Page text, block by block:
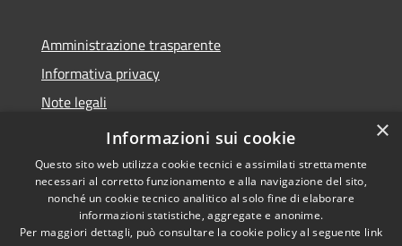
Amministrazione trasparente
Informativa privacy
Note legali
Dichiarazione di accessibilità
Copyright © 2026 • Comune di
Santo Stefano del Sole •
×
Informazioni sui cookie
Questo sito web utilizza cookie tecnici e assimilati strettamente
necessari al corretto funzionamento e alla navigazione del sito,
nonché un cookie tecnico analitico al solo fine di elaborare
informazioni statistiche, aggregate e anonime.
Per maggiori dettagli, può consultare la cookie policy al seguente link